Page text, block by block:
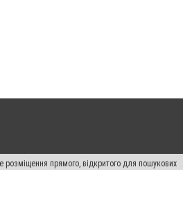
розміщення прямого, відкритого для пошукових